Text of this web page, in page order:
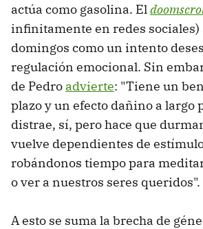
actúa como gasolina. El
infinitamente en redes sociales)
domingos como un intento
regulación emocional. Sin
de Pedro advierte: "Tiene un
plazo y un efecto dañino a largo
distrae, sí, pero hace que
vuelve dependientes de
robándonos tiempo para
o ver a nuestros seres queridos".
A esto se suma la brecha de